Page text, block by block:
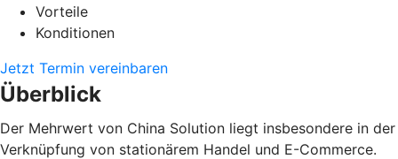
Vorteile
Konditionen
Jetzt Termin vereinbaren
Überblick
Der Mehrwert von China Solution liegt insbesondere in der
Verknüpfung von stationärem Handel und E-Commerce.